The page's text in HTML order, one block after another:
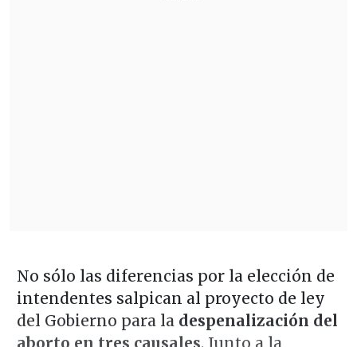
No sólo las diferencias por la elección de
intendentes salpican al proyecto de ley
del Gobierno para la despenalización del
aborto en tres causales. Junto a la